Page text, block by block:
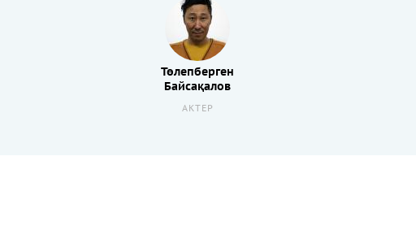
Төлепберген
Байсақалов
АКТЕР